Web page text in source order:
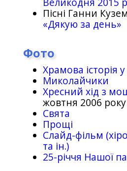
Пісні Ганни
«Дякую за день»
Фото
Храмова історія
Миколайчики
Хресний хід з
жовтня 2006 року
Свята
Прощі
Слайд-фільм
та ін.)
25-рiччя Нашої